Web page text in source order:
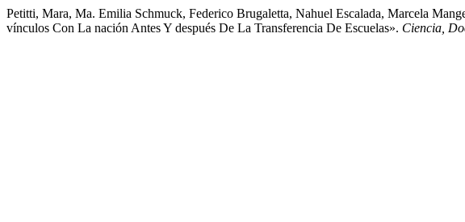
Petitti, Mara, Ma. Emilia Schmuck, Federico Brugaletta, Nahuel Escalada, Marcela
vínculos Con La nación Antes Y después De La Transferencia De Escuelas». Ciencia,